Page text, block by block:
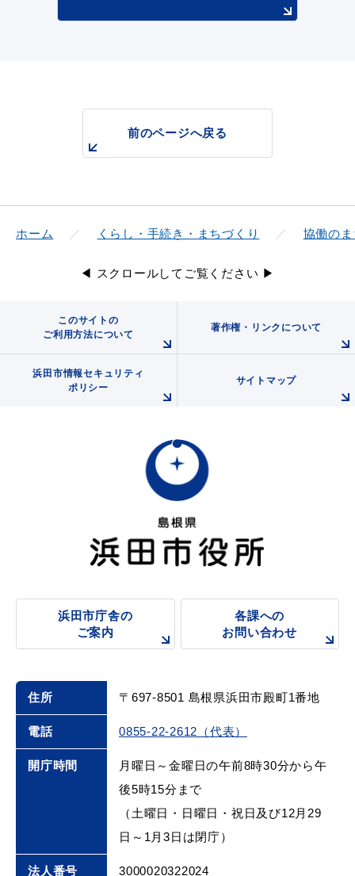
前のページへ戻る
ホーム くらし・手続き・まちづくり 協働の
◀ スクロールしてご覧ください ▶
このサイトの
ご利用方法について
著作権・リンクについて
浜田市情報セキュリティ
ポリシー
サイトマップ
浜田市庁舎の
ご案内
各課への
お問い合わせ
住所 〒697-8501 島根県浜田市殿町1番地
電話 0855-22-2612（代表）
開庁時間
月曜日～金曜日の午前8時30分から午
後5時15分まで
（土曜日・日曜日・祝日及び12月29
日～1月3日は閉庁）
法人番号 3000020322024